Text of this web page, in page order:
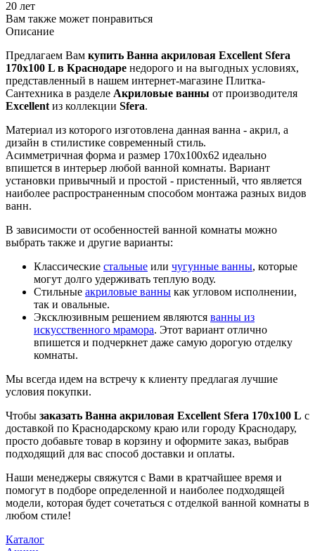
Предлагаем Вамкупить Ванна акриловая Excellent Sfera
170х100 L в Краснодаре
Сантехника в разделеАкриловые ванныот производителя
Excellentиз коллекцииSfera.
Материал из которого изготовлена данная ванна - акрил, а
дизайн в стилистике современный стиль.
впишется в интерьер любой ванной комнаты. Вариант
установки привычный и простой - пристенный, что является
наиболее распространенным способом монтажа разных видов
ванн.
В зависимости от особенностей ванной комнаты можно
выбрать также и другие варианты:
Классическиестальныеиличугунные ванны, которые
могут долго удерживать теплую воду.
так и овальные.
Эксклюзивным решением являютсяванны из
искусственного мрамора. Этот вариант отлично
впишется и подчеркнет даже самую дорогую отделку
комнаты.
Мы всегда идем на встречу к клиенту предлагая лучшие
условия покупки.
Чтобызаказать Ванна акриловая Excellent Sfera 170х100 L
доставкой по Краснодарскому краю или городу Краснодару,
подходящий для вас способ доставки и оплаты.
Наши менеджеры свяжутся с Вами в кратчайшее время и
помогут в подборе определенной и наиболее подходящей
любом стиле!
Каталог
Акции
Бренды